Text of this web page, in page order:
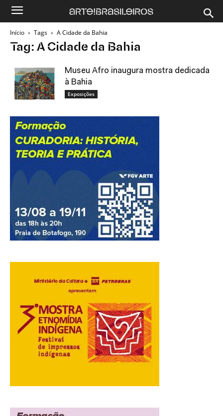
Início Tags A Cidade da Bahia
Tag: A Cidade da Bahia
Museu Afro inaugura mostra dedicada
à Bahia
Exposições